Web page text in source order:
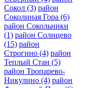
Сокол (3) район
Соколиная Гора (6)
район Сокольники
(1) район Солнцево
(15) район
Строгино (4) район
Теплый Стан (5)
район Тропарево-
Никулино (4) район